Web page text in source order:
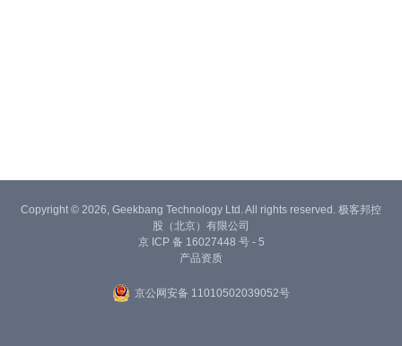
Copyright © 2026, Geekbang Technology Ltd. All rights reserved. 极客邦控
股（北京）有限公司
京 ICP 备 16027448 号 - 5
产品资质
京公网安备 11010502039052号